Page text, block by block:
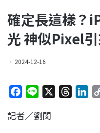
確定長這樣？
光 神似Pixel
2024-12-16
c
n
記者／劉閔